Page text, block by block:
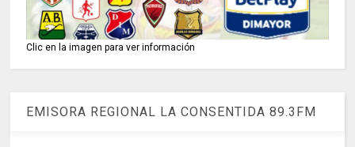
Clic en la imagen para ver información
EMISORA REGIONAL LA CONSENTIDA 89.3FM